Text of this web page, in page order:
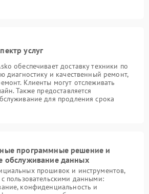
услуг
обеспечивает доставку техники по
диагностику и качественный ремонт,
Клиенты могут отслеживать
Также предоставляется
для продления срока
программные решение и
обслуживание данных
прошивок и инструментов,
пользовательскими данными:
конфиденциальность и